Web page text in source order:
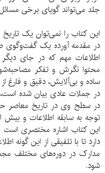
جلد می‌تواند گویای برخی
این کتاب را نمی‌توان یک
در مقدمه آورده یک گفت‌و‌گوی
اطلاعات مهم که در جای
محتوا نگرش و تفکر
ساده و بی‌آلایش، دقیق و فارغ
در جملات عادی بیان شده
در سطح وی در تاریخ معاصر
توجه به سابقه اطلاعات و بیش
این کتاب اشاره مختصری است
دارد تا با تلفیقی از این گونه
مدارک در دوره‌های مختلف
شود.